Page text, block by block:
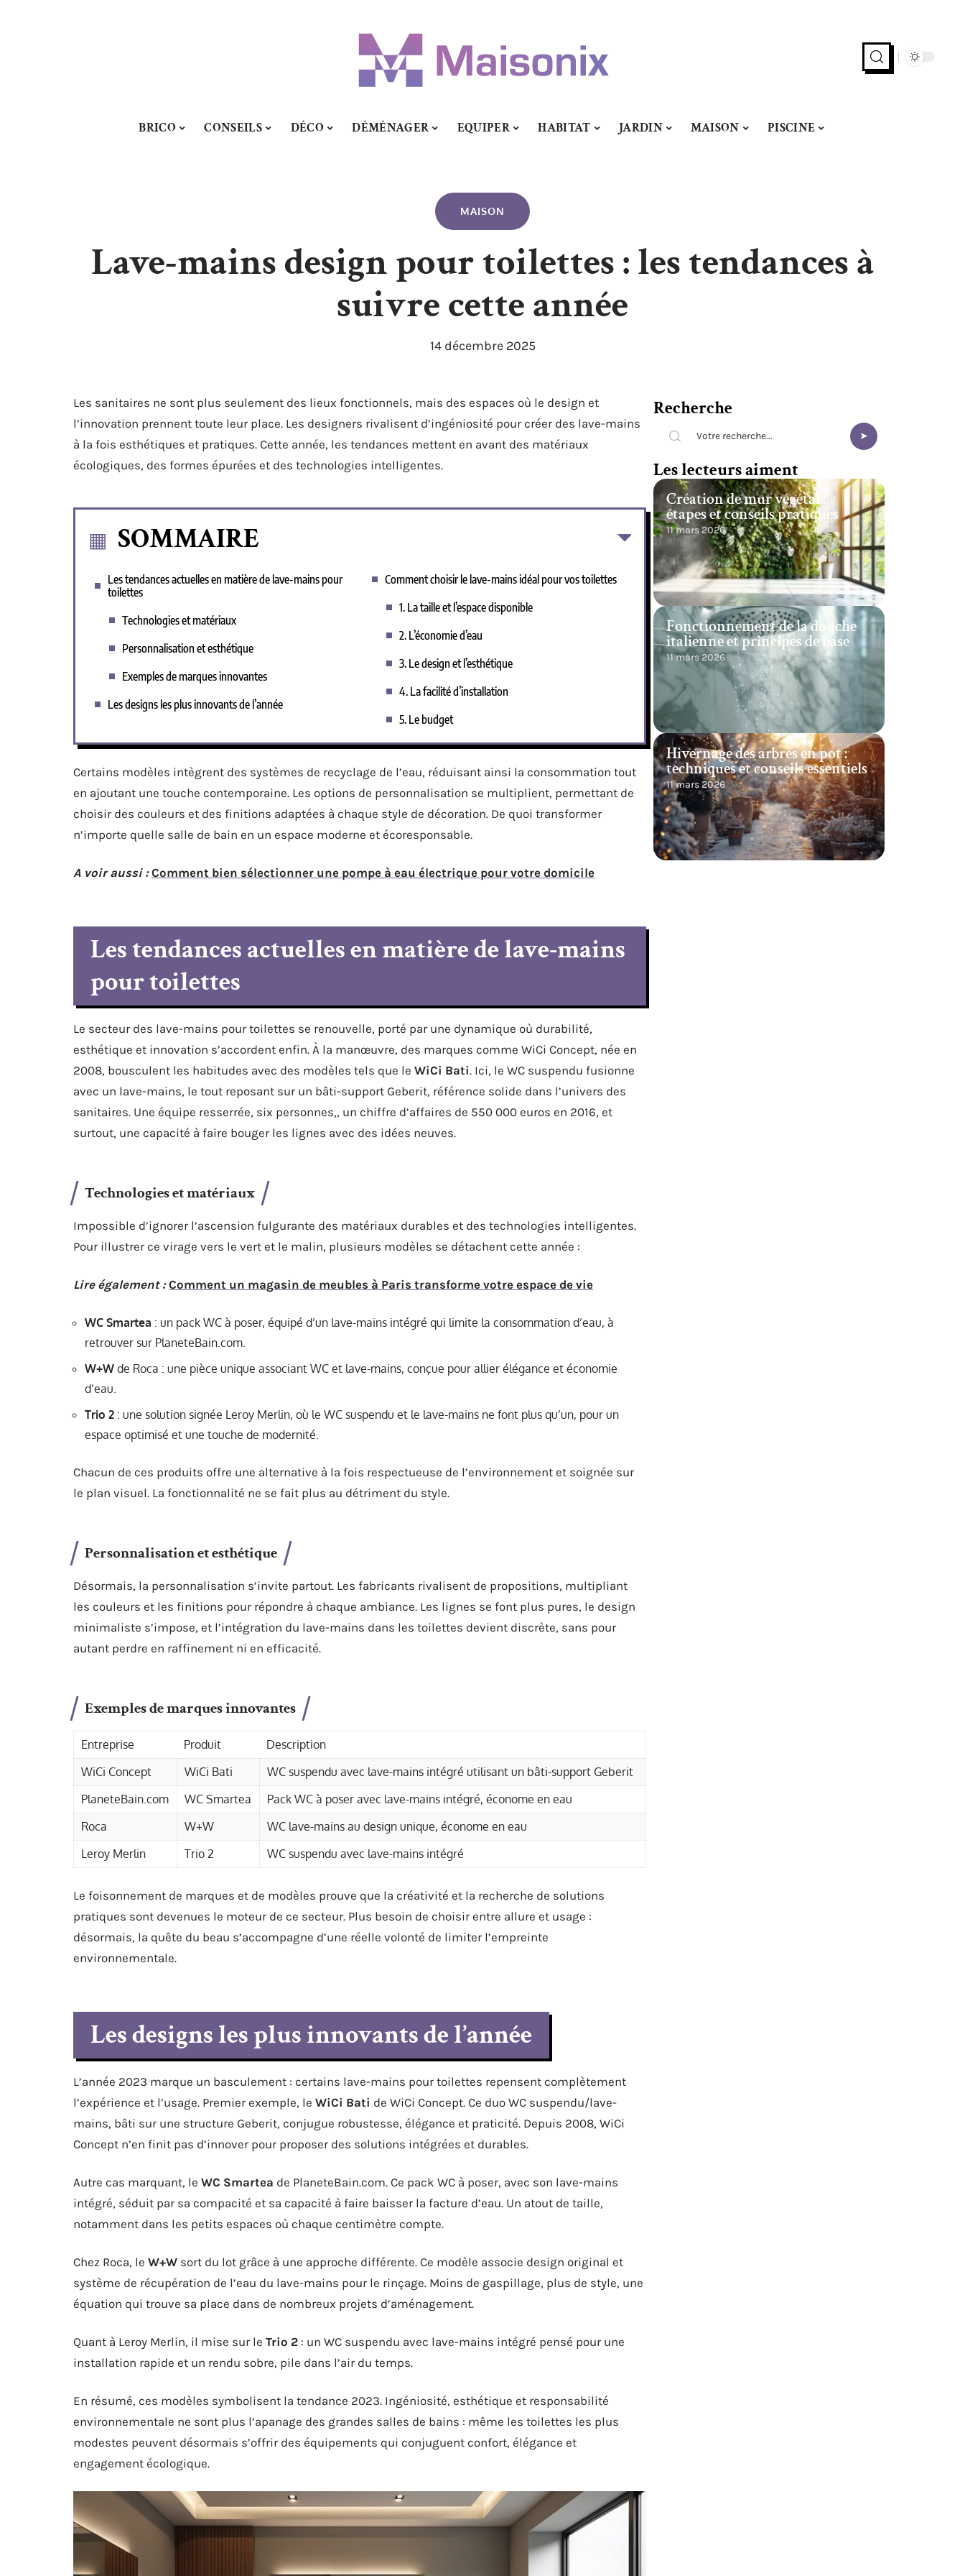
BRICO CONSEILS DÉCO DÉMÉNAGER EQUIPER HABITAT JARDIN MAISON PISCINE
MAISON
Lave-mains design pour toilettes : les tendances à
suivre cette année
14 décembre 2025
Les sanitaires ne sont plus seulement des lieux fonctionnels, mais des espaces où le design et
l’innovation prennent toute leur place. Les designers rivalisent d’ingéniosité pour créer des lave-mains
à la fois esthétiques et pratiques. Cette année, les tendances mettent en avant des matériaux
écologiques, des formes épurées et des technologies intelligentes.
SOMMAIRE
Les tendances actuelles en matière de lave-mains pour
toilettes
Technologies et matériaux
Personnalisation et esthétique
Exemples de marques innovantes
Les designs les plus innovants de l’année
Comment choisir le lave-mains idéal pour vos toilettes
1. La taille et l’espace disponible
2. L’économie d’eau
3. Le design et l’esthétique
4. La facilité d’installation
5. Le budget
Certains modèles intègrent des systèmes de recyclage de l’eau, réduisant ainsi la consommation tout
en ajoutant une touche contemporaine. Les options de personnalisation se multiplient, permettant de
choisir des couleurs et des finitions adaptées à chaque style de décoration. De quoi transformer
n’importe quelle salle de bain en un espace moderne et écoresponsable.
A voir aussi : Comment bien sélectionner une pompe à eau électrique pour votre domicile
Les tendances actuelles en matière de lave-mains
pour toilettes
Le secteur des lave-mains pour toilettes se renouvelle, porté par une dynamique où durabilité,
esthétique et innovation s’accordent enfin. À la manœuvre, des marques comme WiCi Concept, née en
2008, bousculent les habitudes avec des modèles tels que le WiCi Bati. Ici, le WC suspendu fusionne
avec un lave-mains, le tout reposant sur un bâti-support Geberit, référence solide dans l’univers des
sanitaires. Une équipe resserrée, six personnes,, un chiffre d’affaires de 550 000 euros en 2016, et
surtout, une capacité à faire bouger les lignes avec des idées neuves.
Technologies et matériaux
Impossible d’ignorer l’ascension fulgurante des matériaux durables et des technologies intelligentes.
Pour illustrer ce virage vers le vert et le malin, plusieurs modèles se détachent cette année :
Lire également : Comment un magasin de meubles à Paris transforme votre espace de vie
WC Smartea : un pack WC à poser, équipé d’un lave-mains intégré qui limite la consommation d’eau, à
retrouver sur PlaneteBain.com.
W+W de Roca : une pièce unique associant WC et lave-mains, conçue pour allier élégance et économie
d’eau.
Trio 2 : une solution signée Leroy Merlin, où le WC suspendu et le lave-mains ne font plus qu’un, pour un
espace optimisé et une touche de modernité.
Chacun de ces produits offre une alternative à la fois respectueuse de l’environnement et soignée sur
le plan visuel. La fonctionnalité ne se fait plus au détriment du style.
Personnalisation et esthétique
Désormais, la personnalisation s’invite partout. Les fabricants rivalisent de propositions, multipliant
les couleurs et les finitions pour répondre à chaque ambiance. Les lignes se font plus pures, le design
minimaliste s’impose, et l’intégration du lave-mains dans les toilettes devient discrète, sans pour
autant perdre en raffinement ni en efficacité.
Exemples de marques innovantes
Entreprise Produit
Description
WiCi Concept
WiCi Bati
WC suspendu avec lave-mains intégré utilisant un bâti-support Geberit
PlaneteBain.com
WC Smartea
Pack WC à poser avec lave-mains intégré, économe en eau
Roca
W+W
WC lave-mains au design unique, économe en eau
Leroy Merlin
Trio 2 WC suspendu avec lave-mains intégré
Le foisonnement de marques et de modèles prouve que la créativité et la recherche de solutions
pratiques sont devenues le moteur de ce secteur. Plus besoin de choisir entre allure et usage :
désormais, la quête du beau s’accompagne d’une réelle volonté de limiter l’empreinte
environnementale.
Les designs les plus innovants de l’année
L’année 2023 marque un basculement : certains lave-mains pour toilettes repensent complètement
l’expérience et l’usage. Premier exemple, le WiCi Bati de WiCi Concept. Ce duo WC suspendu/lave-
mains, bâti sur une structure Geberit, conjugue robustesse, élégance et praticité. Depuis 2008, WiCi
Concept n’en finit pas d’innover pour proposer des solutions intégrées et durables.
Autre cas marquant, le WC Smartea de PlaneteBain.com. Ce pack WC à poser, avec son lave-mains
intégré, séduit par sa compacité et sa capacité à faire baisser la facture d’eau. Un atout de taille,
notamment dans les petits espaces où chaque centimètre compte.
Chez Roca, le W+W sort du lot grâce à une approche différente. Ce modèle associe design original et
système de récupération de l’eau du lave-mains pour le rinçage. Moins de gaspillage, plus de style, une
équation qui trouve sa place dans de nombreux projets d’aménagement.
Quant à Leroy Merlin, il mise sur le Trio 2 : un WC suspendu avec lave-mains intégré pensé pour une
installation rapide et un rendu sobre, pile dans l’air du temps.
En résumé, ces modèles symbolisent la tendance 2023. Ingéniosité, esthétique et responsabilité
environnementale ne sont plus l’apanage des grandes salles de bains : même les toilettes les plus
modestes peuvent désormais s’offrir des équipements qui conjuguent confort, élégance et
engagement écologique.
Recherche
Les lecteurs aiment
Création de mur végétal :
étapes et conseils pratiques
11 mars 2026
Fonctionnement de la douche
italienne et principes de base
11 mars 2026
Hivernage des arbres en pot :
techniques et conseils essentiels
11 mars 2026